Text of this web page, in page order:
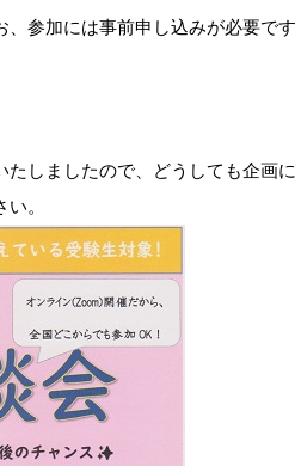
参加には事前申し込みが必要で
たしましたので、どうしても企画
。